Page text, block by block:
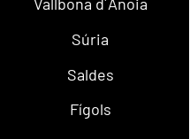
Súria
Saldes
Fígols